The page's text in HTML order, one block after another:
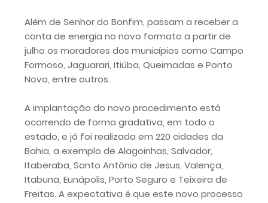
Além de Senhor do Bonfim, passam a receber a
conta de energia no novo formato a partir de
julho os moradores dos municípios como Campo
Formoso, Jaguarari, Itiúba, Queimadas e Ponto
Novo, entre outros.
A implantação do novo procedimento está
ocorrendo de forma gradativa, em todo o
estado, e já foi realizada em 220 cidades da
Bahia, a exemplo de Alagoinhas, Salvador,
Itaberaba, Santo Antônio de Jesus, Valença,
Itabuna, Eunápolis, Porto Seguro e Teixeira de
Freitas. A expectativa é que este novo processo